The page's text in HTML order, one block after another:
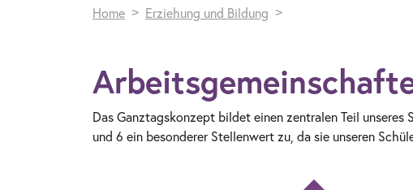
Home Erziehung und Bildung
Das Ganztagskonzept bildet einen zentralen Teil
und 6 ein besonderer Stellenwert zu, da sie unseren